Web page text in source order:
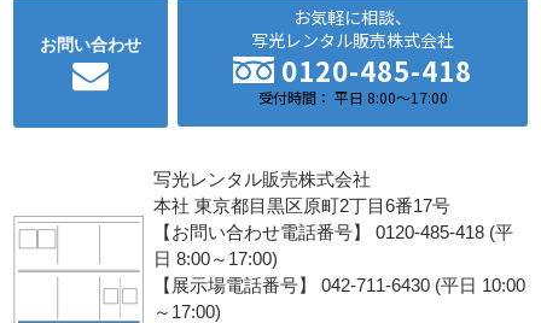
お問い合わせ
お気軽に相談、
写光レンタル販売株式会社
0120-485-418
受付時間： 平日 8:00～17:00
写光レンタル販売株式会社
本社 東京都目黒区原町2丁目6番17号
【お問い合わせ電話番号】 0120-485-418 (平
日 8:00～17:00)
【展示場電話番号】 042-711-6430 (平日 10:00
～17:00)